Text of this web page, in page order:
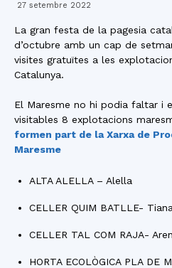
27 setembre 2022
La gran festa de la pagesia
d’octubre amb un cap de
visites gratuïtes a les
Catalunya.
El Maresme no hi podia faltar i
visitables 8 explotacions
formen part de la Xarxa de
Maresme
ALTA ALELLA – Alella
CELLER QUIM BATLLE- Tiana
CELLER TAL COM RAJA-
HORTA ECOLÒGICA PLA DE